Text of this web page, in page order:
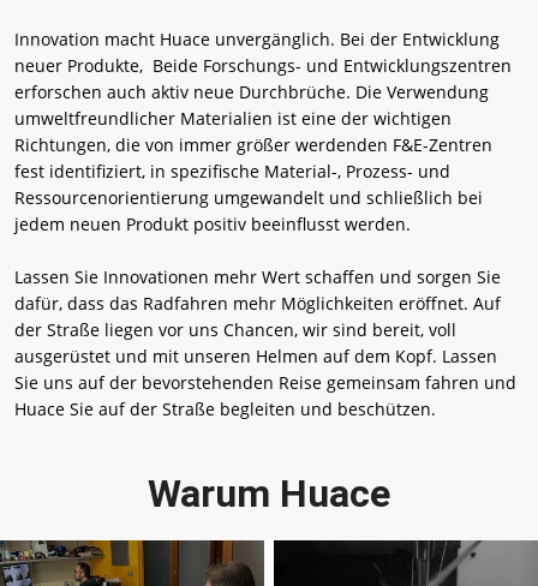
Innovation macht Huace unvergänglich. Bei der Entwicklung
neuer Produkte, Beide Forschungs- und Entwicklungszentren
erforschen auch aktiv neue Durchbrüche. Die Verwendung
umweltfreundlicher Materialien ist eine der wichtigen
Richtungen, die von immer größer werdenden F&E-Zentren
fest identifiziert, in spezifische Material-, Prozess- und
Ressourcenorientierung umgewandelt und schließlich bei
jedem neuen Produkt positiv beeinflusst werden.
Lassen Sie Innovationen mehr Wert schaffen und sorgen Sie
dafür, dass das Radfahren mehr Möglichkeiten eröffnet. Auf
der Straße liegen vor uns Chancen, wir sind bereit, voll
ausgerüstet und mit unseren Helmen auf dem Kopf. Lassen
Sie uns auf der bevorstehenden Reise gemeinsam fahren und
Huace Sie auf der Straße begleiten und beschützen.
Warum Huace